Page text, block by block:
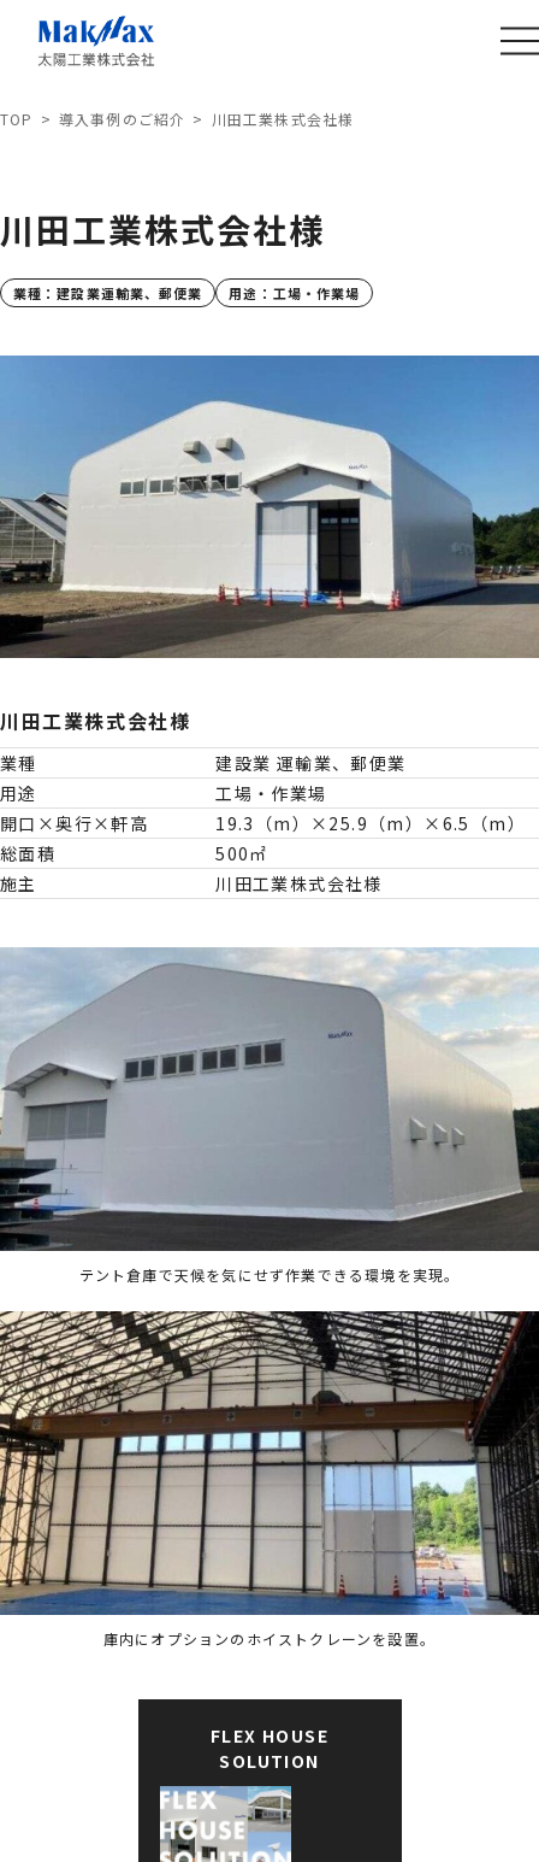
TOP 導入事例のご紹介 川田工業株式会社様
川田工業株式会社様
業種：建設業運輸業、郵便業 用途： 工場・作業場
川田工業株式会社様
業種
建設業 運輸業、郵便業
用途
工場・作業場
開口×奥行×軒高
19.3（m）×25.9（m）×6.5（m）
総面積
500㎡
施主
川田工業株式会社様
テント倉庫で天候を気にせず作業できる環境を実現。
庫内にオプションのホイストクレーンを設置。
FLEX HOUSE
SOLUTION